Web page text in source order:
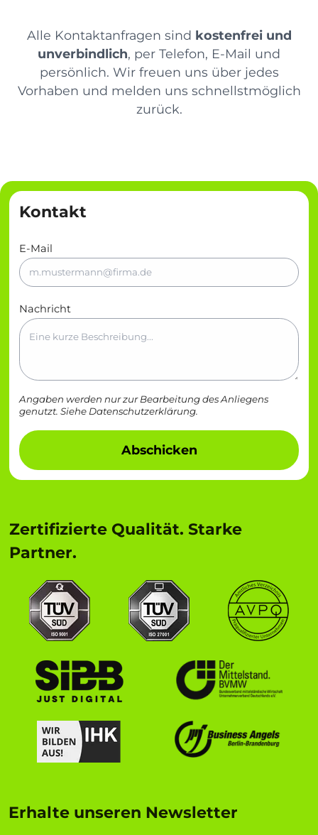
Alle Kontaktanfragen sind kostenfrei und
unverbindlich, per Telefon, E-Mail und
persönlich. Wir freuen uns über jedes
Vorhaben und melden uns schnellstmöglich
zurück.
Kontakt
E-Mail
Nachricht
Angaben werden nur zur Bearbeitung des Anliegens
genutzt. Siehe Datenschutzerklärung.
Abschicken
Zertifizierte Qualität. Starke
Partner.
Erhalte unseren Newsletter